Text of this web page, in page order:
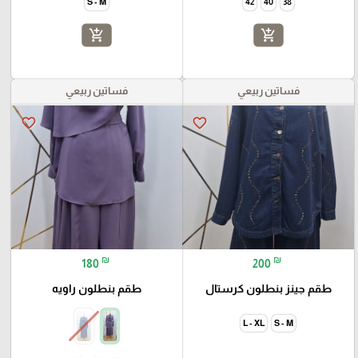
add_shopping_cart
add_shopping_cart
فساتين ربيعي
favorite_border
200 ₪
طقم جينز بنطلون كرستال
S - M
L - XL
فساتين ربيعي
favorite_border
180 ₪
طقم بنطلون راويه